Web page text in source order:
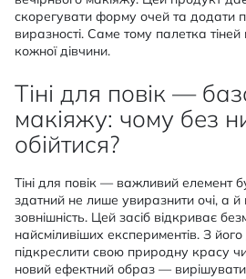
скорегувати форму очей та додати
виразності. Саме тому палетка
кожної дівчини.
Тіні для повік —
макіяжу: чому без
обійтися?
Тіні для повік — важливий елемент
здатний не лише увиразнити очі, а й
зовнішність. Цей засіб відкриває
найсміливіших експериментів. З
підкреслити свою природну красу
новий ефектний образ —